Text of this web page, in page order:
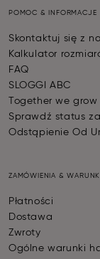
POMOC & INFORMACJE
Skontaktuj się z
Kalkulator
FAQ
SLOGGI ABC
Together we grow
Sprawdź status
Odstąpienie Od
ZAMÓWIENIA &
Płatności
Dostawa
Zwroty
Ogólne warunki